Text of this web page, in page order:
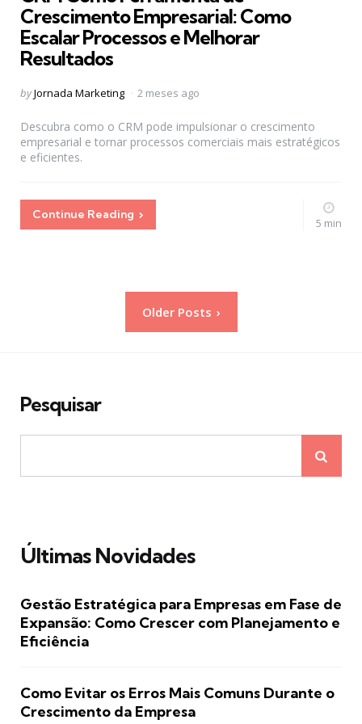
Crescimento Empresarial: Como
Escalar Processos e Melhorar
Resultados
Posted
byJornada Marketing 2 meses ago
Descubra como o CRM pode impulsionar o crescimento
empresarial e tornar processos comerciais mais estratégicos
e eficientes.
Continue Reading
5 min
Older Posts
Pesquisar
Últimas Novidades
Gestão Estratégica para Empresas em Fase de
Expansão: Como Crescer com Planejamento e
Eficiência
Como Evitar os Erros Mais Comuns Durante o
Crescimento da Empresa